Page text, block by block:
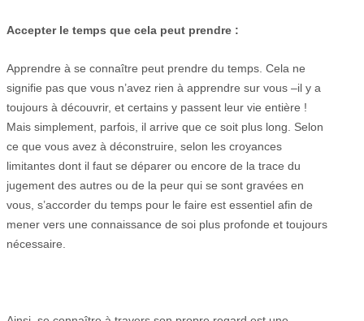
Accepter le temps que cela peut prendre :
Apprendre à se connaître peut prendre du temps. Cela ne
signifie pas que vous n’avez rien à apprendre sur vous –il y a
toujours à découvrir, et certains y passent leur vie entière !
Mais simplement, parfois, il arrive que ce soit plus long. Selon
ce que vous avez à déconstruire, selon les croyances
limitantes dont il faut se déparer ou encore de la trace du
jugement des autres ou de la peur qui se sont gravées en
vous, s’accorder du temps pour le faire est essentiel afin de
mener vers une connaissance de soi plus profonde et toujours
nécessaire.